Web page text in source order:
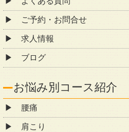
ご予約・お問合せ
求人情報
ブログ
お悩み別コース紹介
腰痛
肩こり